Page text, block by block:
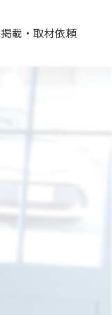
掲載・取材依頼